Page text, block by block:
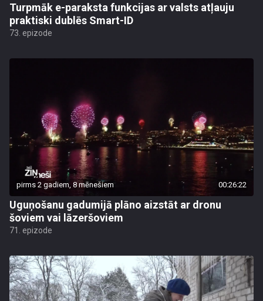
Turpmāk e-paraksta funkcijas ar valsts atļauju
praktiski dublēs Smart-ID
73. epizode
pirms 2 gadiem, 8 mēnešiem 00:26:22
Uguņošanu gadumijā plāno aizstāt ar dronu
šoviem vai lāzeršoviem
71. epizode